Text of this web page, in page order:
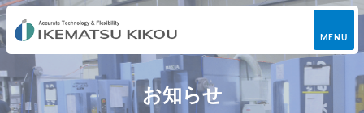
MENU
事業案内
お知らせ